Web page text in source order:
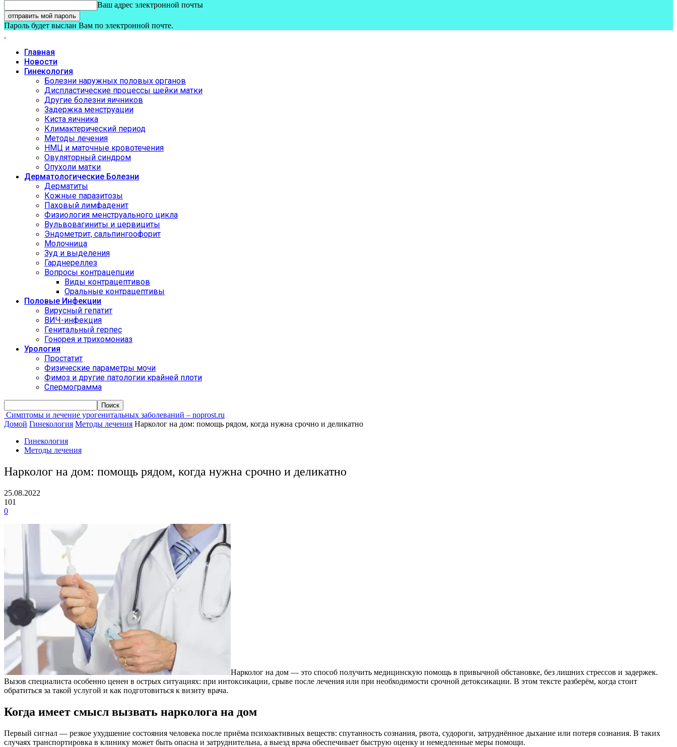
Ваш адрес электронной почты
Пароль будет выслан Вам по электронной почте.
Главная
Новости
Гинекология
Болезни наружных половых органов
Диспластические процессы шейки матки
Другие болезни яичников
Задержка менструации
Киста яичника
Климактерический период
Методы лечения
НМЦ и маточные кровотечения
Овуляторный синдром
Опухоли матки
Дерматологические Болезни
Дерматиты
Кожные паразитозы
Паховый лимфаденит
Физиология менструального цикла
Вульвовагиниты и цервициты
Эндометрит, сальпингоофорит
Молочница
Зуд и выделения
Гарднереллез
Вопросы контрацепции
Виды контрацептивов
Оральные контрацептивы
Половые Инфекции
Вирусный гепатит
ВИЧ-инфекция
Генитальный герпес
Гонорея и трихомониаз
Урология
Простатит
Физические параметры мочи
Фимоз и другие патологии крайней плоти
Спермограмма
Симптомы и лечение урогенитальных заболеваний – noprost.ru
Домой Гинекология Методы лечения Нарколог на дом: помощь рядом, когда нужна срочно и деликатно
Гинекология
Методы лечения
Нарколог на дом: помощь рядом, когда нужна срочно и деликатно
25.08.2022
101
0
Нарколог на дом — это способ получить медицинскую помощь в привычной обстановке, без лишних стрессов и задержек.
Вызов специалиста особенно ценен в острых ситуациях: при интоксикации, срыве после лечения или при необходимости срочной детоксикации. В этом тексте разберём, когда стоит
обратиться за такой услугой и как подготовиться к визиту врача.
Когда имеет смысл вызвать нарколога на дом
Первый сигнал — резкое ухудшение состояния человека после приёма психоактивных веществ: спутанность сознания, рвота, судороги, затруднённое дыхание или потеря сознания. В таких
случаях транспортировка в клинику может быть опасна и затруднительна, а выезд врача обеспечивает быструю оценку и немедленные меры помощи.